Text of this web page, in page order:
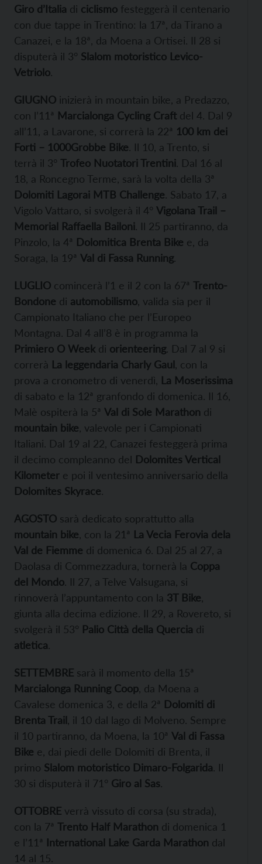
Giro d’Italia di ciclismo festeggerà il centenario
con due tappe in Trentino: la 17ª, da Tirano a
Canazei, e la 18ª, da Moena a Ortisei. Il 28 si
disputerà il 3° Slalom motoristico Levico-
Vetriolo.
GIUGNO inizierà in mountain bike, a Predazzo,
con l’11ª Marcialonga Cycling Craft del 4. Dal 9
all’11, a Lavarone, si correrà la 22ª 100 km dei
Forti – 1000Grobbe Bike. Il 10, a Trento, si
terrà il 3° Trofeo Nuotatori Trentini. Dal 16 al
18, a Roncegno Terme, sarà la volta della 3ª
Dolomiti Lagorai MTB Challenge. Sabato 17, a
Vigolo Vattaro, si svolgerà il 4° Vigolana Trail –
Memorial Raffaella Bailoni. Il 25 partiranno, da
Pinzolo, la 4ª Dolomitica Brenta Bike e, da
Soraga, la 19ª Val di Fassa Running.
LUGLIO comincerà l’1 e il 2 con la 67ª Trento-
Bondone di automobilismo , valida sia per il
Campionato Italiano che per l’Europeo
Montagna. Dal 4 all’8 è in programma la
Primiero O Week di orienteering. Dal 7 al 9 si
correrà La leggendaria Charly Gaul , con la
prova a cronometro di venerdì, La Moserissima
di sabato e la 12ª granfondo di domenica. Il 16,
Malè ospiterà la 5ª Val di Sole Marathon di
mountain bike , valevole per i Campionati
Italiani. Dal 19 al 22, Canazei festeggerà prima
il decimo compleanno del Dolomites Vertical
Kilometer e poi il ventesimo anniversario della
Dolomites Skyrace.
AGOSTO sarà dedicato soprattutto alla
mountain bike , con la 21ª La Vecia Ferovia dela
Val de Fiemme di domenica 6. Dal 25 al 27, a
Daolasa di Commezzadura, tornerà la Coppa
del Mondo. Il 27, a Telve Valsugana, si
rinnoverà l’appuntamento con la 3T Bike
giunta alla decima edizione. Il 29, a Rovereto, si
svolgerà il 53° Palio Città della Quercia di
atletica.
SETTEMBRE sarà il momento della 15ª
Marcialonga Running Coop , da Moena a
Cavalese domenica 3, e della 2ª Dolomiti di
Brenta Trail , il 10 dal lago di Molveno. Sempre
il 10 partiranno, da Moena, la 10ª Val di Fassa
Bike e, dai piedi delle Dolomiti di Brenta, il
primo Slalom motoristico Dimaro-Folgarida. Il
30 si disputerà il 71° Giro al Sas.
OTTOBRE verrà vissuto di corsa (su strada),
con la 7ª Trento Half Marathon di domenica 1
e l’11ª International Lake Garda Marathon dal
14 al 15.